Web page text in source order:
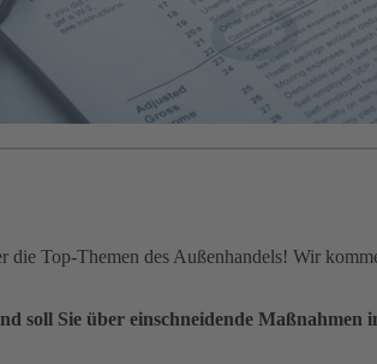
Top-Themen des Außenhandels! Wir
soll Sie über einschneidende Maßnahmen